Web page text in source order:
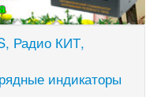
Радио КИТ,
индикаторы